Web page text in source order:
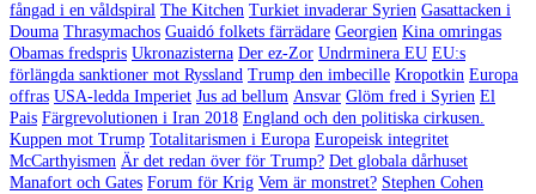
fångad i en våldspiral The Kitchen Turkiet invaderar Syrien Gasattacken i
Douma Thrasymachos Guaidó folkets färrädare Georgien Kina omringas
Obamas fredspris Ukronazisterna Der ez-Zor Undrminera EU EU:s
förlängda sanktioner mot Ryssland Trump den imbecille Kropotkin Europa
offras USA-ledda Imperiet Jus ad bellum Ansvar Glöm fred i Syrien El
Pais Färgrevolutionen i Iran 2018 England och den politiska cirkusen.
Kuppen mot Trump Totalitarismen i Europa Europeisk integritet
McCarthyismen Är det redan över för Trump? Det globala dårhuset
Manafort och Gates Forum för Krig Vem är monstret? Stephen Cohen